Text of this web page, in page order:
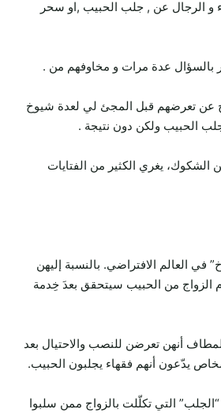
و الرجال عن , جلب الحبيب ,او سحر
بالسؤال عدة مرات و مخاوفهم من .
عن تعرضهم قبل المجئ لي لعدة شيوخ
الحبيب ولكن دون نتيجة .
الشكوك، يغري الكثير من الفتايات
في العالم الافتراضي. بالنسبة إليهن
الزواج من الحبيب سيتحقق بعدَ خِدمة
أنهن تعرضن للنصب والاحتيال بعد
يدّعون أنهم فقهاء يجلبون الحبيب.
التي تكلّلت بالزواج ممن سلبوا